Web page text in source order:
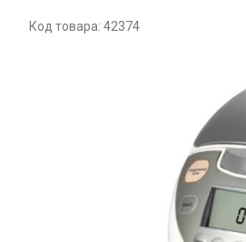
Код товара: 42374